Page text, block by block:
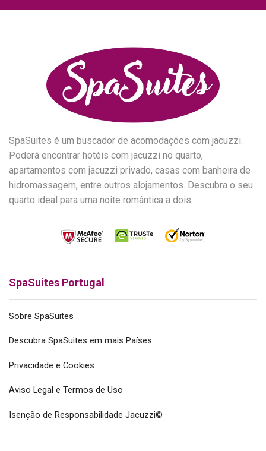
SpaSuites é um buscador de acomodações com jacuzzi.
Poderá encontrar hotéis com jacuzzi no quarto,
apartamentos com jacuzzi privado, casas com banheira de
hidromassagem, entre outros alojamentos. Descubra o seu
quarto ideal para uma noite romântica a dois.
SpaSuites Portugal
Sobre SpaSuites
Descubra SpaSuites em mais Países
Privacidade e Cookies
Aviso Legal e Termos de Uso
Isenção de Responsabilidade Jacuzzi©